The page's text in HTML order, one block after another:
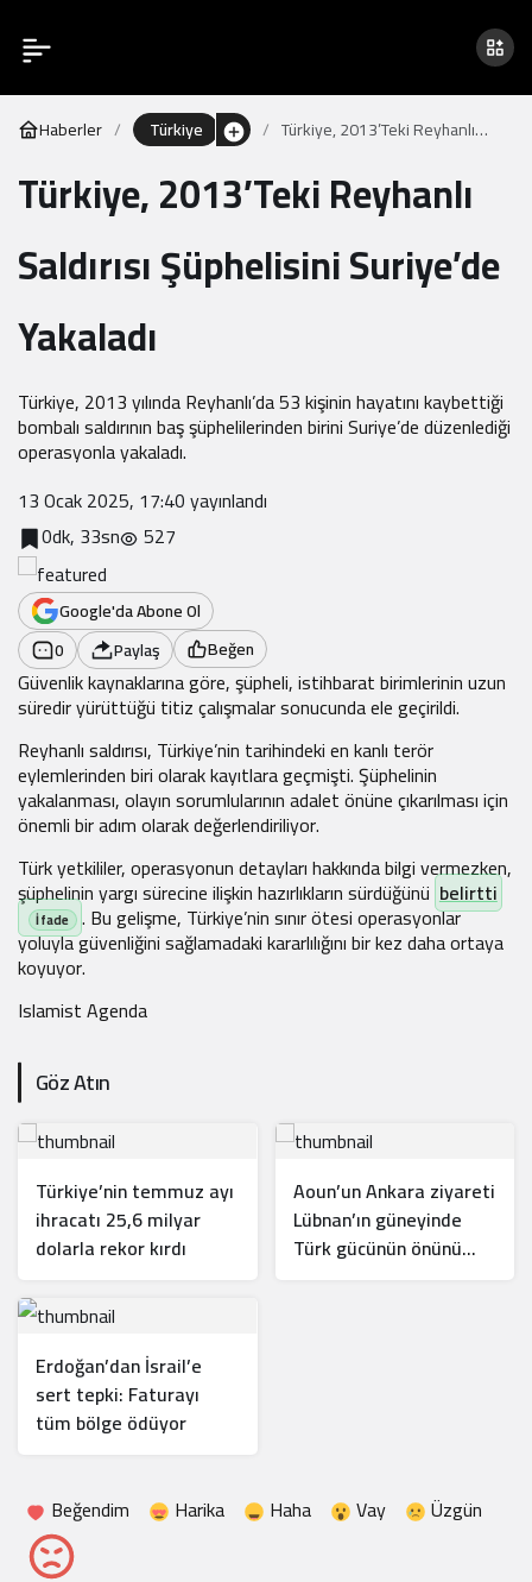
Haberler Türkiye
Türkiye, 2013’Teki Reyhanlı
Yakaladı
Türkiye, 2013’Teki Reyhanlı
Saldırısı Şüphelisini Suriye’de
Yakaladı
Türkiye, 2013 yılında Reyhanlı’da 53 kişinin hayatını kaybettiği
bombalı saldırının baş şüphelilerinden birini Suriye’de düzenlediği
operasyonla yakaladı.
13 Ocak 2025, 17:40yayınlandı
0dk, 33sn
527
Google'da Abone Ol
0
Paylaş Beğen
Güvenlik kaynaklarına göre, şüpheli, istihbarat birimlerinin uzun
süredir yürüttüğü titiz çalışmalar sonucunda ele geçirildi.
Reyhanlı saldırısı, Türkiye’nin tarihindeki en kanlı terör
eylemlerinden biri olarak kayıtlara geçmişti. Şüphelinin
yakalanması, olayın sorumlularının adalet önüne çıkarılması için
önemli bir adım olarak değerlendiriliyor.
Türk yetkililer, operasyonun detayları hakkında bilgi vermezken,
şüphelinin yargı sürecine ilişkin hazırlıkların sürdüğünü belirtti
. Bu gelişme, Türkiye’nin sınır ötesi operasyonlar
yoluyla güvenliğini sağlamadaki kararlılığını bir kez daha ortaya
koyuyor.
Islamist Agenda
Göz Atın
Türkiye’nin temmuz ayı
ihracatı 25,6 milyar
dolarla rekor kırdı
Aoun’un Ankara ziyareti
Lübnan’ın güneyinde
Türk gücünün önünü
Erdoğan’dan İsrail’e
sert tepki: Faturayı
tüm bölge ödüyor
Beğendim Harika Haha Vay Üzgün